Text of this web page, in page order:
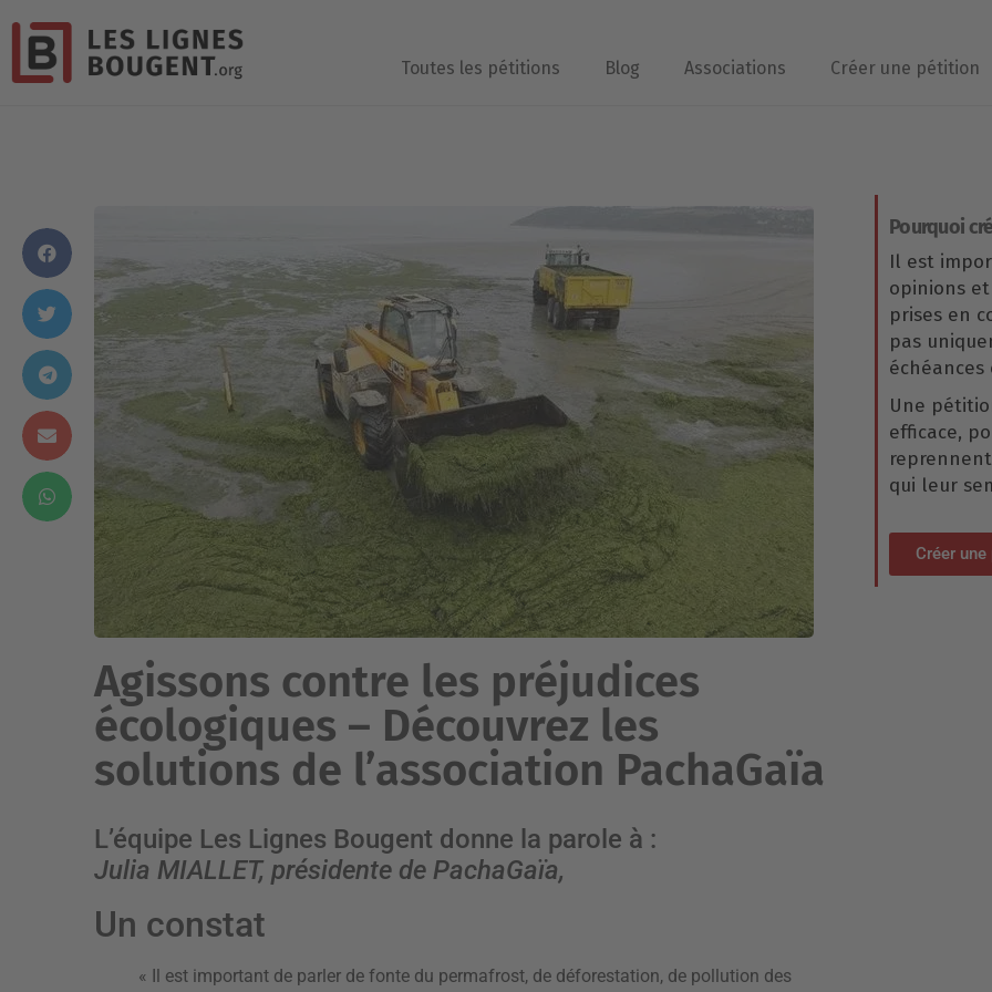
Toutes les pétitions Blog Associations Créer une pétition
Agissons contre les préjudices
écologiques – Découvrez les
solutions de l’association PachaGaïa
L’équipe Les Lignes Bougent donne la parole à :
Julia MIALLET, présidente de PachaGaïa,
Un constat
« Il est important de parler de fonte du permafrost, de déforestation, de pollution des
Pourquoi
Il est
opinions
prises en
pas
Une
efficace,
qui leur
Créer